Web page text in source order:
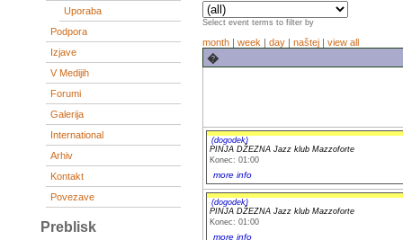
Uporaba
Podpora
Izjave
V Medijih
Forumi
Galerija
International
Arhiv
Kontakt
Povezave
Preblisk
Select event terms to filter by
month | week | day | naštej | view all
�
(dogodek)
PINJA DŽEZNA Jazz klub Mazzoforte
Konec: 01:00
more info
(dogodek)
PINJA DŽEZNA Jazz klub Mazzoforte
Konec: 01:00
more info